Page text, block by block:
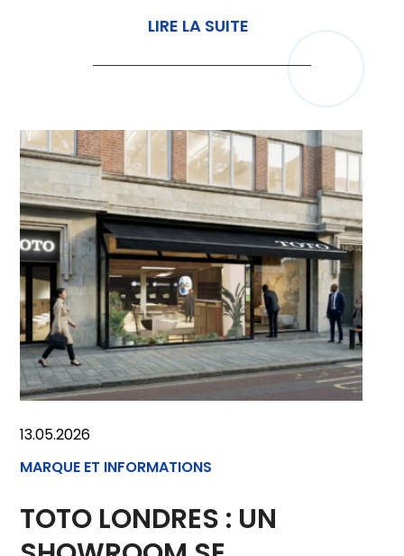
LIRE LA SUITE
MARQUE ET INFORMATIONS
13.05.2026
TOTO LONDRES : UN